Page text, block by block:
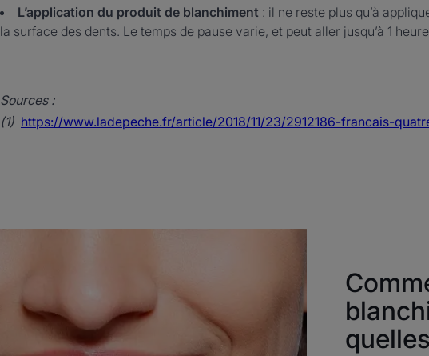
L’application du produit de blanchiment : il ne reste plus qu’à
la surface des dents. Le temps de pause varie, et peut aller jusqu’à 1
Sources :
(1) https://www.ladepeche.fr/article/2018/11/23/2912186-francais-